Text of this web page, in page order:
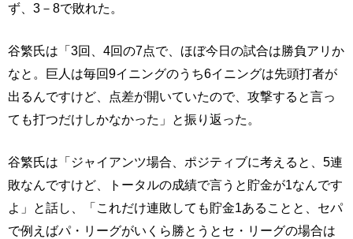
ず、3－8で敗れた。
谷繁氏は「3回、4回の7点で、ほぼ今日の試合は勝負アリか
なと。巨人は毎回9イニングのうち6イニングは先頭打者が
出るんですけど、点差が開いていたので、攻撃すると言っ
ても打つだけしかなかった」と振り返った。
谷繁氏は「ジャイアンツ場合、ポジティブに考えると、5連
敗なんですけど、トータルの成績で言うと貯金が1なんです
よ」と話し、「これだけ連敗しても貯金1あることと、セパ
で例えばパ・リーグがいくら勝とうとセ・リーグの場合は